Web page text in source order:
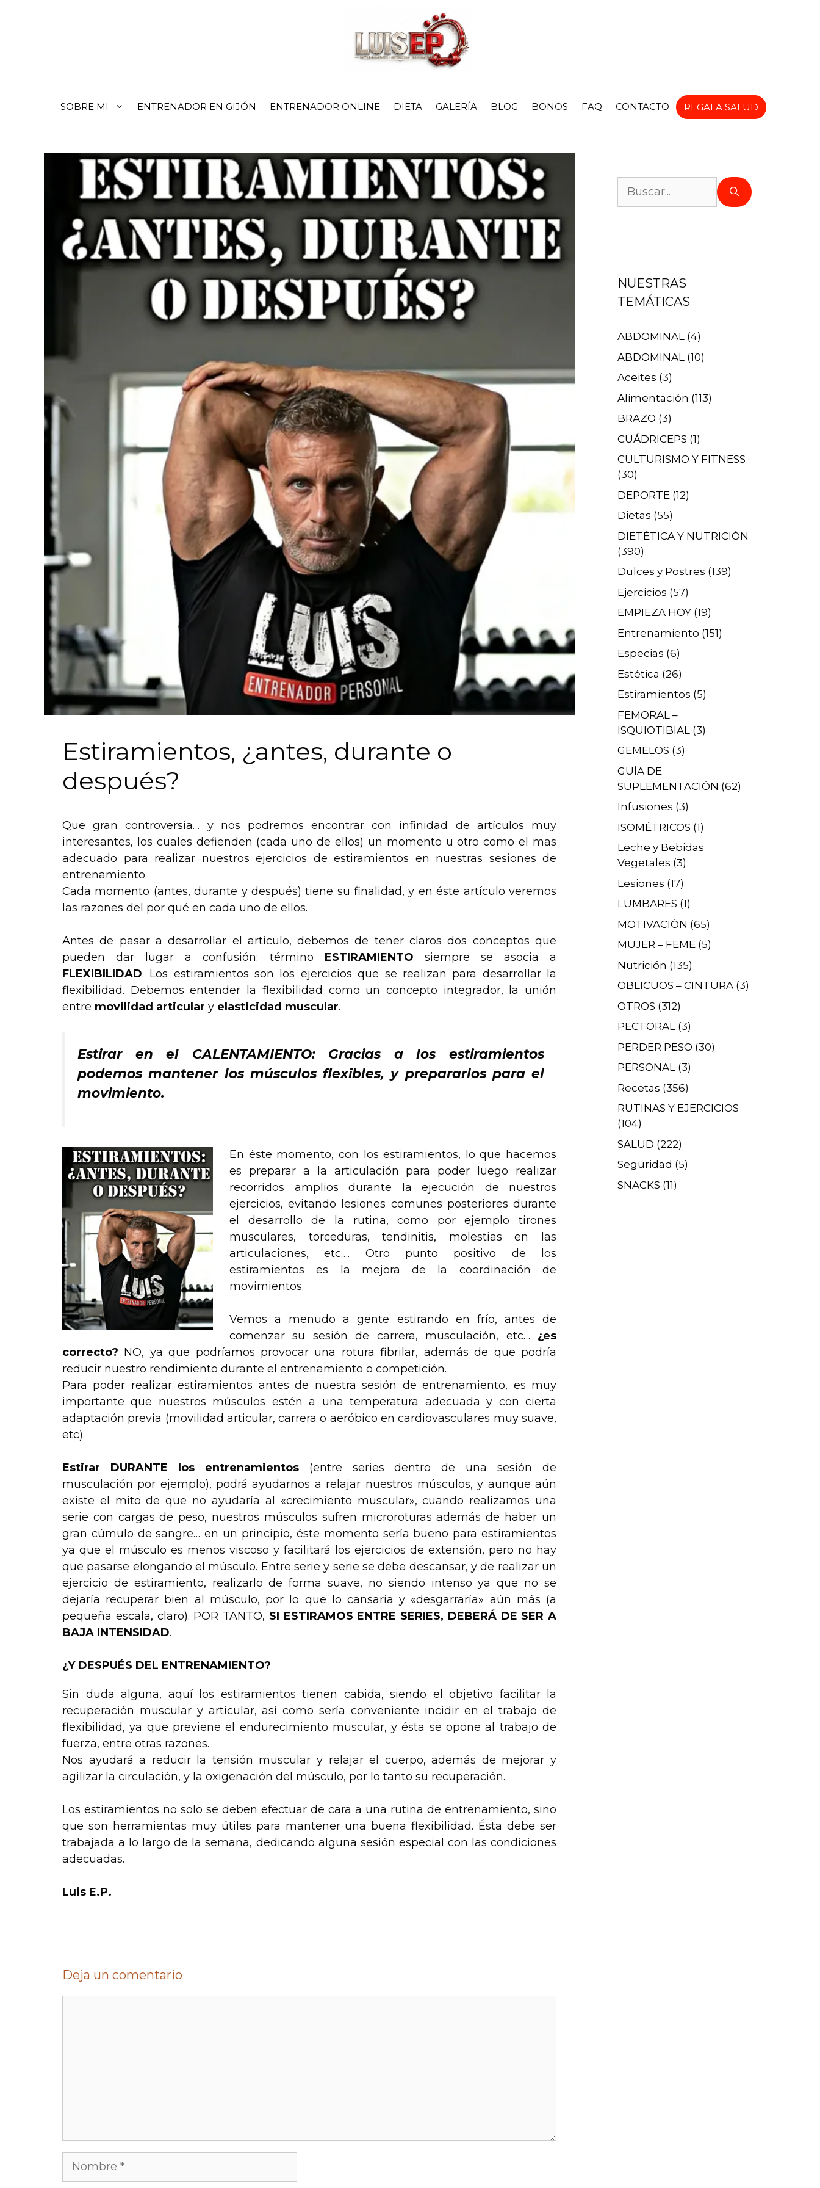
SOBRE MI ENTRENADOR EN GIJÓN ENTRENADOR ONLINE DIETA GALERÍA BLOG BONOS FAQ CONTACTO REGALA SALUD
Estiramientos, ¿antes, durante o
después?
Que gran controversia… y nos podremos encontrar con infinidad de artículos muy
interesantes, los cuales defienden (cada uno de ellos) un momento u otro como el mas
adecuado para realizar nuestros ejercicios de estiramientos en nuestras sesiones de
entrenamiento.
Cada momento (antes, durante y después) tiene su finalidad, y en éste artículo veremos
las razones del por qué en cada uno de ellos.
Antes de pasar a desarrollar el artículo, debemos de tener claros dos conceptos que
pueden dar lugar a confusión: término ESTIRAMIENTO siempre se asocia a
FLEXIBILIDAD. Los estiramientos son los ejercicios que se realizan para desarrollar la
flexibilidad. Debemos entender la flexibilidad como un concepto integrador, la unión
entre movilidad articular y elasticidad muscular.
Estirar en el CALENTAMIENTO: Gracias a los estiramientos
podemos mantener los músculos flexibles, y prepararlos para el
movimiento.
En éste momento, con los estiramientos, lo que hacemos
es preparar a la articulación para poder luego realizar
recorridos amplios durante la ejecución de nuestros
ejercicios, evitando lesiones comunes posteriores durante
el desarrollo de la rutina, como por ejemplo tirones
musculares, torceduras, tendinitis, molestias en las
articulaciones, etc…. Otro punto positivo de los
estiramientos es la mejora de la coordinación de
movimientos.
Vemos a menudo a gente estirando en frío, antes de
comenzar su sesión de carrera, musculación, etc… ¿es
correcto? NO, ya que podríamos provocar una rotura fibrilar, además de que podría
reducir nuestro rendimiento durante el entrenamiento o competición.
Para poder realizar estiramientos antes de nuestra sesión de entrenamiento, es muy
importante que nuestros músculos estén a una temperatura adecuada y con cierta
adaptación previa (movilidad articular, carrera o aeróbico en cardiovasculares muy suave,
etc).
Estirar DURANTE los entrenamientos(entre series dentro de una sesión de
musculación por ejemplo), podrá ayudarnos a relajar nuestros músculos, y aunque aún
existe el mito de que no ayudaría al «crecimiento muscular», cuando realizamos una
serie con cargas de peso, nuestros músculos sufren microroturas además de haber un
gran cúmulo de sangre… en un principio, éste momento sería bueno para estiramientos
ya que el músculo es menos viscoso y facilitará los ejercicios de extensión, pero no hay
que pasarse elongando el músculo. Entre serie y serie se debe descansar, y de realizar un
ejercicio de estiramiento, realizarlo de forma suave, no siendo intenso ya que no se
dejaría recuperar bien al músculo, por lo que lo cansaría y «desgarraría» aún más (a
pequeña escala, claro). POR TANTO, SI ESTIRAMOS ENTRE SERIES, DEBERÁ DE SER A
BAJA INTENSIDAD.
¿Y DESPUÉS DEL ENTRENAMIENTO?
Sin duda alguna, aquí los estiramientos tienen cabida, siendo el objetivo facilitar la
recuperación muscular y articular, así como sería conveniente incidir en el trabajo de
flexibilidad, ya que previene el endurecimiento muscular, y ésta se opone al trabajo de
fuerza, entre otras razones.
Nos ayudará a reducir la tensión muscular y relajar el cuerpo, además de mejorar y
agilizar la circulación, y la oxigenación del músculo, por lo tanto su recuperación.
Los estiramientos no solo se deben efectuar de cara a una rutina de entrenamiento, sino
que son herramientas muy útiles para mantener una buena flexibilidad. Ésta debe ser
trabajada a lo largo de la semana, dedicando alguna sesión especial con las condiciones
adecuadas.
Luis E.P.
Deja un comentario
NUESTRAS
TEMÁTICAS
ABDOMINAL (4)
ABDOMINAL (10)
Aceites (3)
Alimentación (113)
BRAZO (3)
CUÁDRICEPS (1)
CULTURISMO Y FITNESS
(30)
DEPORTE (12)
Dietas (55)
DIETÉTICA Y NUTRICIÓN
(390)
Dulces y Postres (139)
Ejercicios (57)
EMPIEZA HOY (19)
Entrenamiento (151)
Especias (6)
Estética (26)
Estiramientos (5)
FEMORAL –
ISQUIOTIBIAL (3)
GEMELOS (3)
GUÍA DE
SUPLEMENTACIÓN (62)
Infusiones (3)
ISOMÉTRICOS (1)
Leche y Bebidas
Vegetales (3)
Lesiones (17)
LUMBARES (1)
MOTIVACIÓN (65)
MUJER – FEME (5)
Nutrición (135)
OBLICUOS – CINTURA (3)
OTROS (312)
PECTORAL (3)
PERDER PESO (30)
PERSONAL (3)
Recetas (356)
RUTINAS Y EJERCICIOS
(104)
SALUD (222)
Seguridad (5)
SNACKS (11)